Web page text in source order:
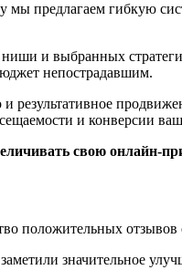
предлагаем гибкую
и выбранных
непострадавшим.
и конверсии
свою онлайн-
положительных
значительное